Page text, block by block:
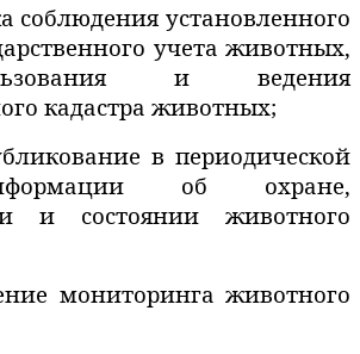
соблюдения установленного
учета животных,
и ведения
кадастра животных;
в периодической
об охране,
и состоянии животного
мониторинга животного